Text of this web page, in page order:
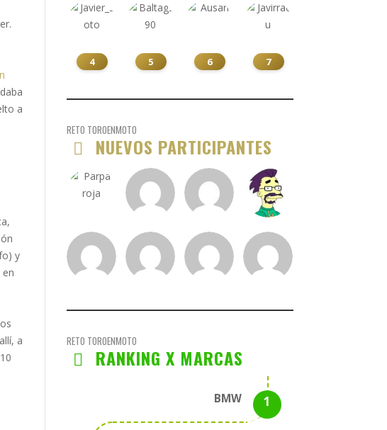
a
y
a
4 5 6 7
RETO TOROENMOTO
NUEVOS PARTICIPANTES
RETO TOROENMOTO
RANKING X MARCAS
BMW